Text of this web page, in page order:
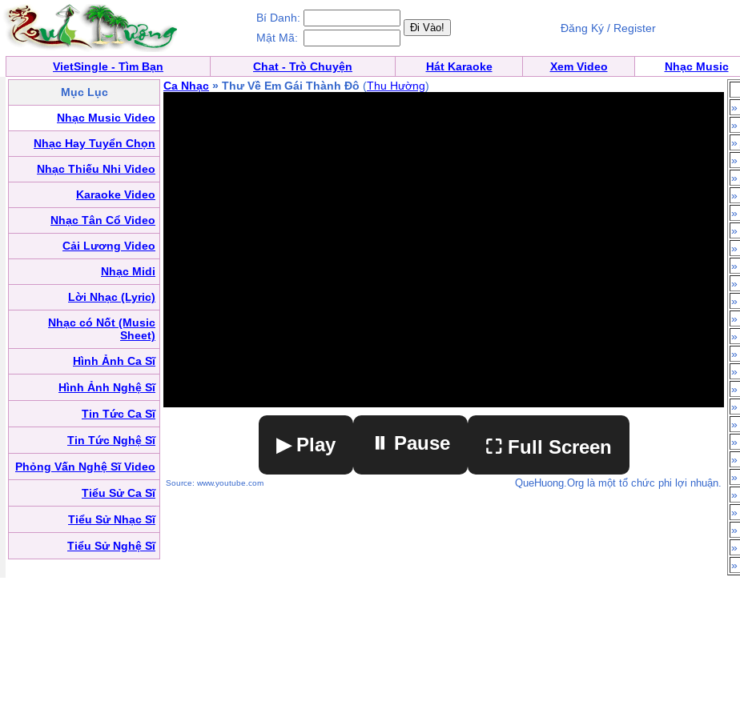
Bí Danh:
Mật Mã:
Đăng Ký / Register
VietSingle - Tìm Bạn Chat - Trò Chuyện Hát Karaoke Xem Video Nhạc Music
Mục Lục
Nhạc Music Video
Nhạc Hay Tuyển Chọn
Nhạc Thiếu Nhi Video
Karaoke Video
Nhạc Tân Cổ Video
Cải Lương Video
Nhạc Midi
Lời Nhạc (Lyric)
Nhạc có Nốt (Music
Sheet)
Hình Ảnh Ca Sĩ
Hình Ảnh Nghệ Sĩ
Tin Tức Ca Sĩ
Tin Tức Nghệ Sĩ
Phỏng Vấn Nghệ Sĩ Video
Tiểu Sử Ca Sĩ
Tiểu Sử Nhạc Sĩ
Tiểu Sử Nghệ Sĩ
Ca Nhạc » Thư Về Em Gái Thành Đô (Thu Hường)
▶ Play ⏸ Pause ⛶ Full Screen
Source: www.youtube.com QueHuong.Org là một tổ chức phi lợi nhuận.
»
»
»
»
»
»
»
»
»
»
»
»
»
»
»
»
»
»
»
»
»
»
»
»
»
»
»